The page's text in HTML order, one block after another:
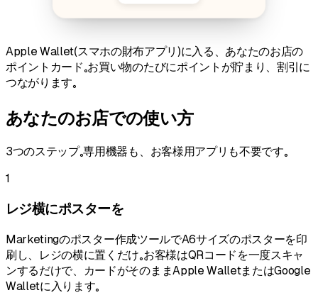
Apple Wallet(スマホの財布アプリ)に入る、あなたのお店の
ポイントカード。お買い物のたびにポイントが貯まり、割引に
つながります。
あなたのお店での使い方
3つのステップ。専用機器も、お客様用アプリも不要です。
1
レジ横にポスターを
Marketingのポスター作成ツールでA6サイズのポスターを印
刷し、レジの横に置くだけ。お客様はQRコードを一度スキャ
ンするだけで、カードがそのままApple WalletまたはGoogle
Walletに入ります。